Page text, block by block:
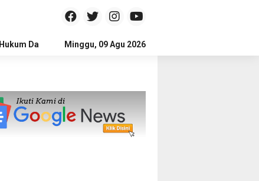
Hukum Dan Kriminal Politik Pendidikan
Minggu, 09 Agu 2026